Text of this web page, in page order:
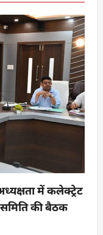
में कलेक्ट्रेट
समिति की बैठक